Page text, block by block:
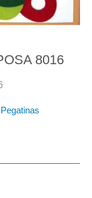
8016
Pegatinas